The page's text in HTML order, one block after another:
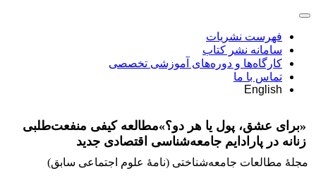
فهرست نشریات
سامانه نشر کتاب
کارگاه‌ها و دوره‌های آموزشی تخصصی
تماس با ما
English
«برای عشق، پول یا هر دو؟»مطالعه‌ کیفی منفعت‌طلبی
زنانه در پارادایم جامعه‌شناسی اقتصادی جدید
مجلۀ مطالعات جامعه‌شناختی (نامۀ علوم اجتماعی سابق)